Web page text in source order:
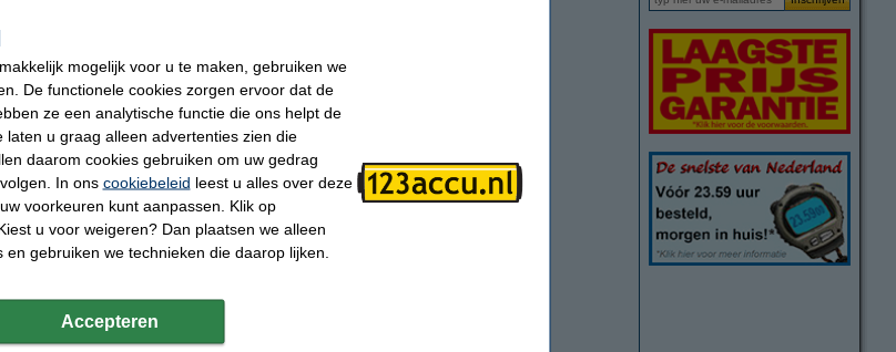
mogelijk voor u te maken, gebruiken we
De functionele cookies zorgen ervoor dat de
ze een analytische functie die ons helpt de
u graag alleen advertenties zien die
daarom cookies gebruiken om uw gedrag
In ons cookiebeleid leest u alles over deze
voorkeuren kunt aanpassen. Klik op
u voor weigeren? Dan plaatsen we alleen
gebruiken we technieken die daarop lijken.
Accepteren